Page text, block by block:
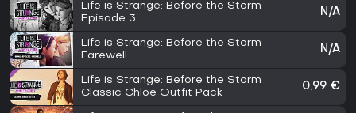
Life is Strange: Before the Storm
Episode 3
N/A
Life is Strange: Before the Storm
Farewell
N/A
Life is Strange: Before the Storm
Classic Chloe Outfit Pack
0,99 €